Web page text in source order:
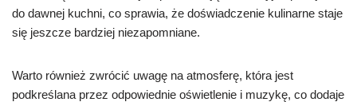
do dawnej kuchni, co sprawia, że doświadczenie kulinarne staje
się jeszcze bardziej niezapomniane.
Warto również zwrócić uwagę na atmosferę, która jest
podkreślana przez odpowiednie oświetlenie i muzykę, co dodaje